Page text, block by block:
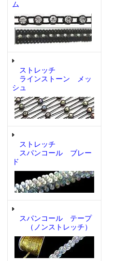
ム
ストレッチ
ラインストーン メッ
シュ
ストレッチ
スパンコール ブレー
ド
スパンコール テープ
（ノンストレッチ）